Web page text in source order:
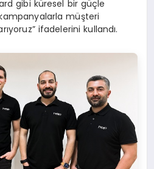
gibi küresel bir güçle
müşteri
ifadelerini kullandı.